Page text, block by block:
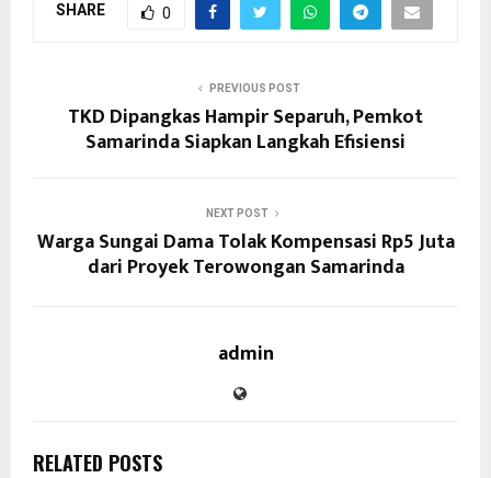
SHARE 0
PREVIOUS POST
TKD Dipangkas Hampir Separuh, Pemkot
Samarinda Siapkan Langkah Efisiensi
NEXT POST
Warga Sungai Dama Tolak Kompensasi Rp5 Juta
dari Proyek Terowongan Samarinda
admin
RELATED POSTS